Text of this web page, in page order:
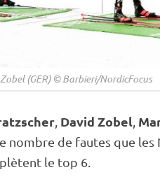
(GER) © Barbieri/NordicFocus
David Zobel
nombre de fautes que les
le top 6.